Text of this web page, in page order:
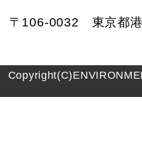
〒106-0032 東京都